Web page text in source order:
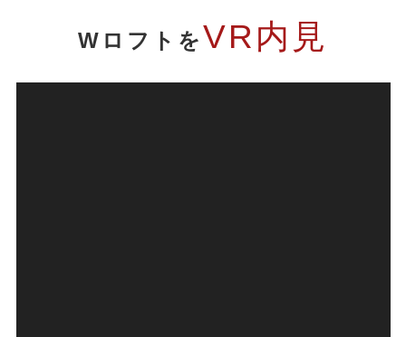
WロフトをVR内見